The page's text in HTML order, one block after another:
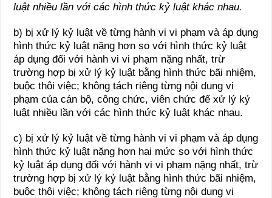
luật nhiều lần với các hình thức kỷ luật khác nhau.
b) bị xử lý kỷ luật về từng hành vi vi phạm và áp dụng
hình thức kỷ luật nặng hơn so với hình thức kỷ luật
áp dụng đối với hành vi vi phạm nặng nhất, trừ
trường hợp bị xử lý kỷ luật bằng hình thức bãi nhiệm,
buộc thôi việc; không tách riêng từng nội dung vi
phạm của cán bộ, công chức, viên chức để xử lý kỷ
luật nhiều lần với các hình thức kỷ luật khác nhau.
c) bị xử lý kỷ luật về từng hành vi vi phạm và áp dụng
hình thức kỷ luật nặng hơn hai mức so với hình thức
kỷ luật áp dụng đối với hành vi vi phạm nặng nhất, trừ
trường hợp bị xử lý kỷ luật bằng hình thức bãi nhiệm,
buộc thôi việc; không tách riêng từng nội dung vi